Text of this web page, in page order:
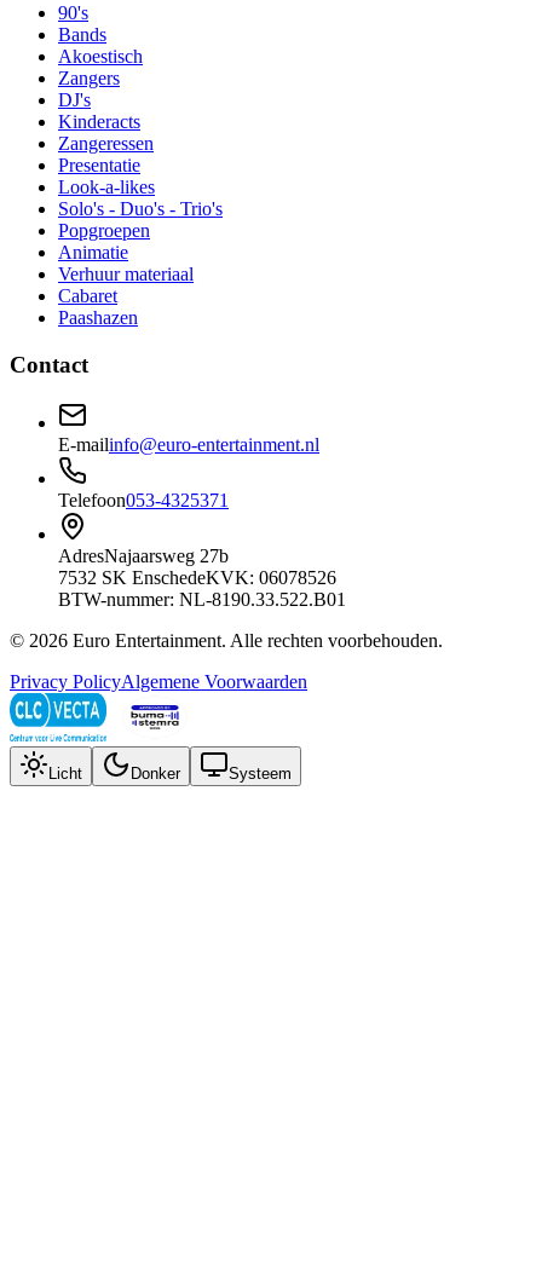
90's
Bands
Akoestisch
Zangers
DJ's
Kinderacts
Zangeressen
Presentatie
Look-a-likes
Solo's - Duo's - Trio's
Popgroepen
Animatie
Verhuur materiaal
Cabaret
Paashazen
Contact
E-mailinfo@euro-entertainment.nl
Telefoon053-4325371
AdresNajaarsweg 27b
7532 SK EnschedeKVK: 06078526
BTW-nummer: NL-8190.33.522.B01
© 2026 Euro Entertainment. Alle rechten voorbehouden.
Privacy PolicyAlgemene Voorwaarden
Licht Donker Systeem